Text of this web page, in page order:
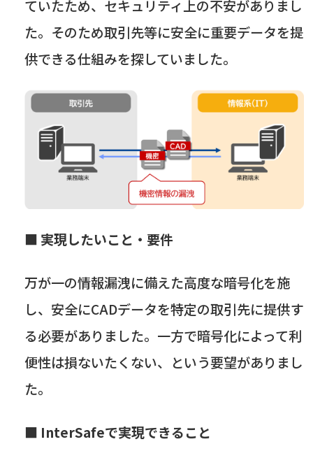
ていたため、セキュリティ上の不安がありまし
た。そのため取引先等に安全に重要データを提
供できる仕組みを探していました。
■ 実現したいこと・要件
万が一の情報漏洩に備えた高度な暗号化を施
し、安全にCADデータを特定の取引先に提供す
る必要がありました。一方で暗号化によって利
便性は損ないたくない、という要望がありまし
た。
■ InterSafeで実現できること